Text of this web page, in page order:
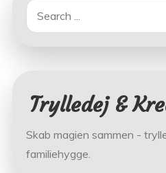
Search
for:
Trylledej &
Skab magien sammen -
familiehygge.